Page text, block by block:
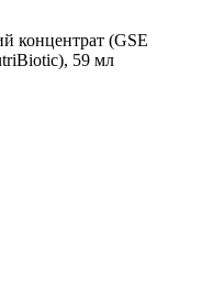
концентрат (GSE
59 мл